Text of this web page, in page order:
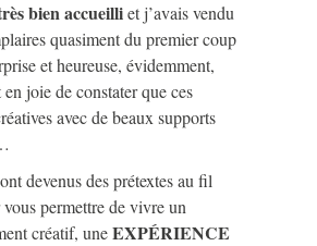
bien accueilliet j’avais vendu
quasiment du premier coup
et heureuse, évidemment,
en joie de constater que ces
avec de beaux supports
devenus des prétextes au fil
permettre de vivre un
créatif, uneEXPÉRIENCE